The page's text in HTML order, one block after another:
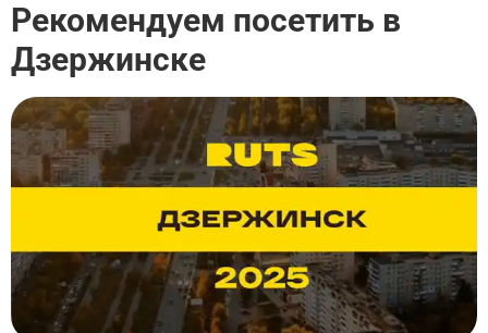
Рекомендуем посетить в
Дзержинске